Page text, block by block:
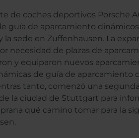
de coches deportivos Porsche
guía de aparcamiento
la sede en Zuffenhausen. La
necesidad de plazas de
y equiparon nuevos
de guía de aparcamiento
tanto, comenzó una
la ciudad de Stuttgart para
qué camino tomar para la